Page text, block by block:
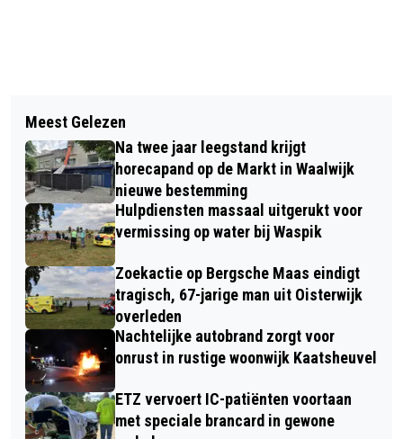
BURGEMEESTER AUSEMS
OVERHANDIGT OPBRENGST
CARNAVALSSHIRT AAN
SPEELGOEDBANK WAALWIJK
SUCCESVOLLE
ONTBIJTONTMOETINGEN KRIJGEN
VERVOLG IN DE KANSENFABRIEK
Meest Gelezen
Na twee jaar leegstand krijgt
horecapand op de Markt in Waalwijk
nieuwe bestemming
Hulpdiensten massaal uitgerukt voor
vermissing op water bij Waspik
Zoekactie op Bergsche Maas eindigt
tragisch, 67-jarige man uit Oisterwijk
overleden
Nachtelijke autobrand zorgt voor
onrust in rustige woonwijk Kaatsheuvel
ETZ vervoert IC-patiënten voortaan
met speciale brancard in gewone